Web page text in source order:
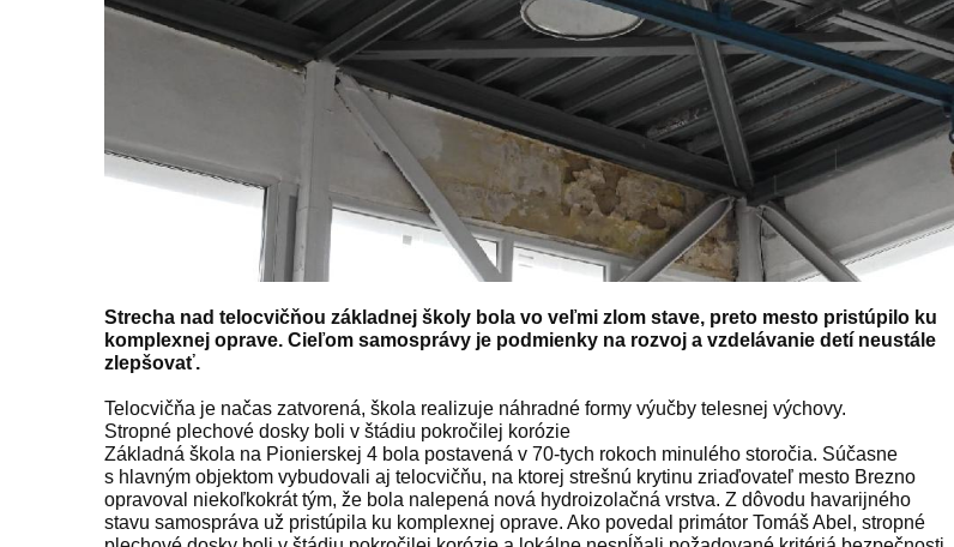
Strecha nad telocvičňou základnej školy bola vo veľmi zlom stave, preto mesto pristúpilo ku
komplexnej oprave. Cieľom samosprávy je podmienky na rozvoj a vzdelávanie detí neustále
zlepšovať.
Telocvičňa je načas zatvorená, škola realizuje náhradné formy výučby telesnej výchovy.
Stropné plechové dosky boli v štádiu pokročilej korózie
Základná škola na Pionierskej 4 bola postavená v 70-tych rokoch minulého storočia. Súčasne
s hlavným objektom vybudovali aj telocvičňu, na ktorej strešnú krytinu zriaďovateľ mesto Brezno
opravoval niekoľkokrát tým, že bola nalepená nová hydroizolačná vrstva. Z dôvodu havarijného
stavu samospráva už pristúpila ku komplexnej oprave. Ako povedal primátor Tomáš Abel, stropné